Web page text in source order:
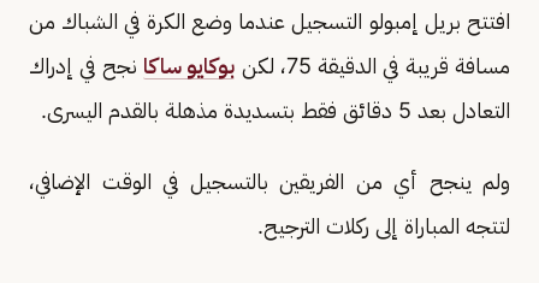
افتتح بريل إمبولو التسجيل عندما وضع الكرة في الشباك من
مسافة قريبة في الدقيقة 75، لكن
بوكايو ساكا نجح في إدراك
التعادل بعد 5 دقائق فقط بتسديدة مذهلة بالقدم اليسرى.
ولم ينجح أي من الفريقين بالتسجيل في الوقت الإضافي،
لتتجه المباراة إلى ركلات الترجيح.